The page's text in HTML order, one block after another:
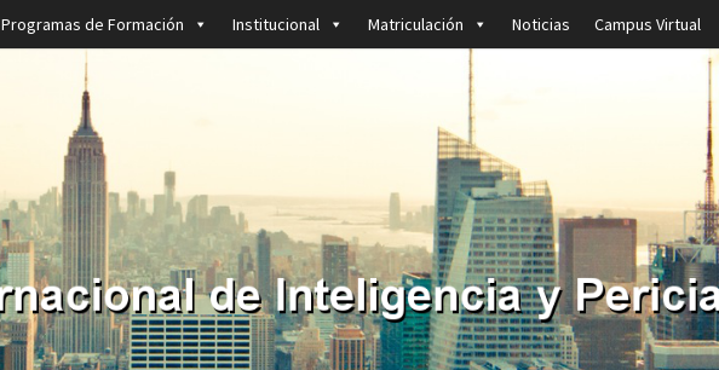
Programas de Formación Institucional Matriculación Noticias Campus Virtual